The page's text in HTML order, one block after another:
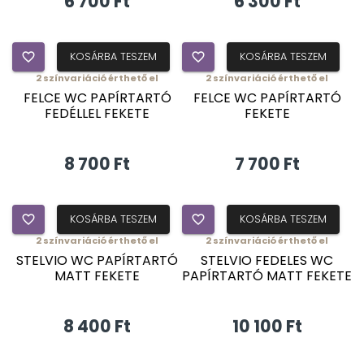
favorite_border KOSÁRBA TESZEM favorite_border KOSÁRBA TESZEM
2színvariáció érthető el
FELCE WC PAPÍRTARTÓ
FEDÉLLEL FEKETE
8 700 Ft
favorite_border KOSÁRBA TESZEM
2színvariáció érthető el
FELCE WC PAPÍRTARTÓ
FEKETE
7 700 Ft
favorite_border KOSÁRBA TESZEM
2színvariáció érthető el
STELVIO WC PAPÍRTARTÓ
MATT FEKETE
8 400 Ft
2színvariáció érthető el
STELVIO FEDELES WC
PAPÍRTARTÓ MATT FEKETE
10 100 Ft